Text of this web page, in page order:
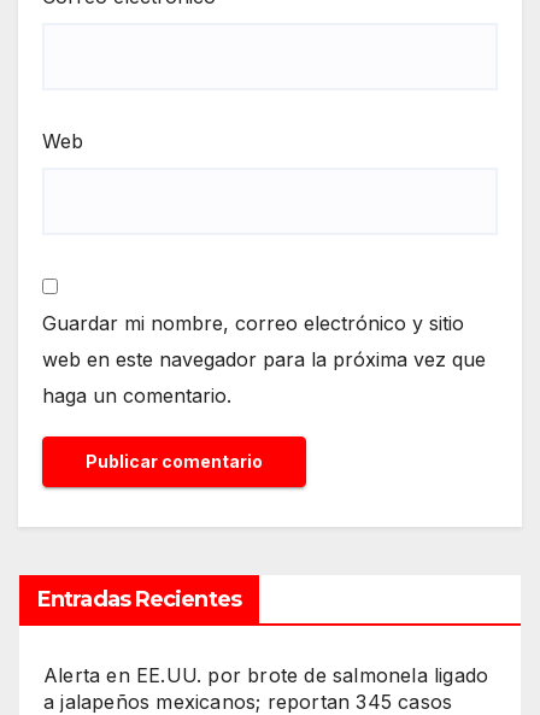
Web
Guardar mi nombre, correo electrónico y sitio
web en este navegador para la próxima vez que
haga un comentario.
Entradas Recientes
Alerta en EE.UU. por brote de salmonela ligado
a jalapeños mexicanos; reportan 345 casos